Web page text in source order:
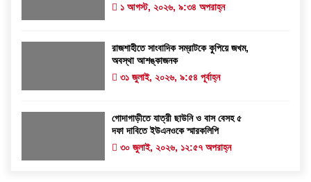
১ আগস্ট, ২০২৬, ৯:৩৪ অপরাহ্ন
রাজশাহীতে সাংবাদিক সম্রাটকে কুপিয়ে জখম,
অবস্থা আশঙ্কাজনক
৩১ জুলাই, ২০২৬, ৯:৫৪ পূর্বাহ্ন
গোদাগাড়ীতে যাত্রী ছাউনি ও বাস বেসহ ৫
দফা দাবিতে ইউএনওকে স্মারকলিপি
৩০ জুলাই, ২০২৬, ১২:৫৭ অপরাহ্ন